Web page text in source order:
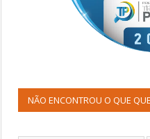
NÃO ENCONTROU O QUE